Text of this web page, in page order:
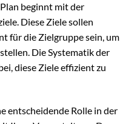
beginnt mit der
Diese Ziele sollen
für die Zielgruppe sein, um
Die Systematik der
diese Ziele effizient zu
entscheidende Rolle in der